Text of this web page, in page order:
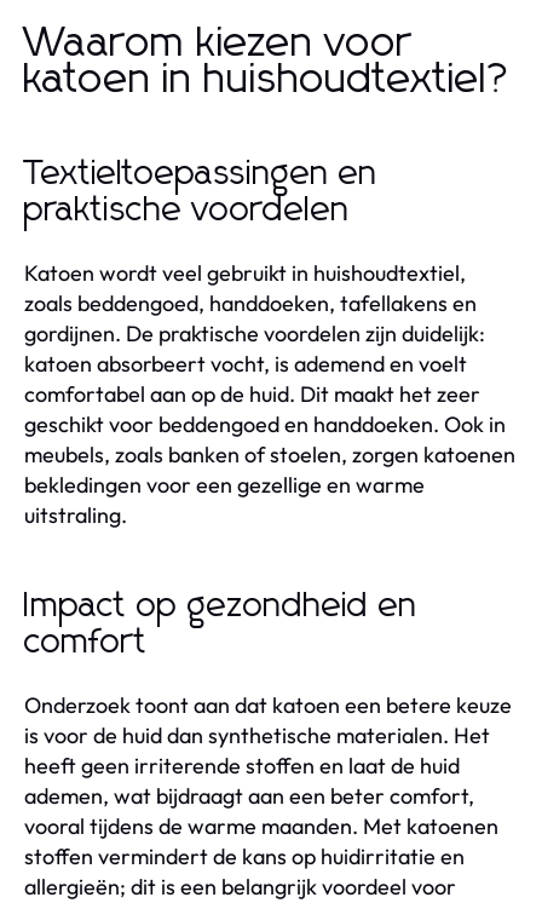
Waarom kiezen voor
katoen in huishoudtextiel?
Textieltoepassingen en
praktische voordelen
Katoen wordt veel gebruikt in huishoudtextiel,
zoals beddengoed, handdoeken, tafellakens en
gordijnen. De praktische voordelen zijn duidelijk:
katoen absorbeert vocht, is ademend en voelt
comfortabel aan op de huid. Dit maakt het zeer
geschikt voor beddengoed en handdoeken. Ook in
meubels, zoals banken of stoelen, zorgen katoenen
bekledingen voor een gezellige en warme
uitstraling.
Impact op gezondheid en
comfort
Onderzoek toont aan dat katoen een betere keuze
is voor de huid dan synthetische materialen. Het
heeft geen irriterende stoffen en laat de huid
ademen, wat bijdraagt aan een beter comfort,
vooral tijdens de warme maanden. Met katoenen
stoffen vermindert de kans op huidirritatie en
allergieën; dit is een belangrijk voordeel voor